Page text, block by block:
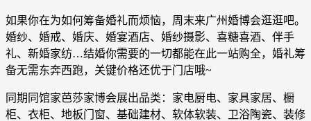
如果你在为如何筹备婚礼而烦恼，周末来广州婚博会逛逛吧。
婚纱、婚戒、婚庆、婚宴酒店、婚纱摄影、喜糖喜酒、伴手
礼、新婚家纺…结婚你需要的一切都能在此一站购全，婚礼筹
备无需东奔西跑，关键价格还优于门店哦~
同期同馆家芭莎家博会展出品类：家电厨电、家具家居、橱
柜、衣柜、地板门窗、基础建材、软体软装、卫浴陶瓷、装修